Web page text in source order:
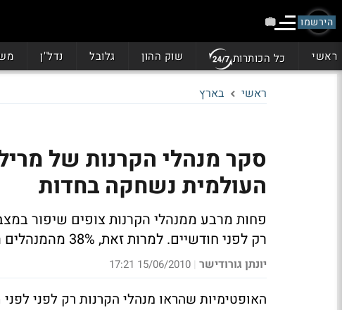
הירשמו
ראשי כל הכותרות שוק ההון גלובל נדל"ן
ראשי בארץ
סקר מנהלי הקרנות של
העולמית נשחקה בחדות
רק לפני חודשיים. למרות זאת, 38% מהמנהלים רואים את המניות בשוק כ"זולות"
יונתן גורודישר |
15/06/2010 17:21
האופטימיות שהראו מנהלי הקרנות רק לפני